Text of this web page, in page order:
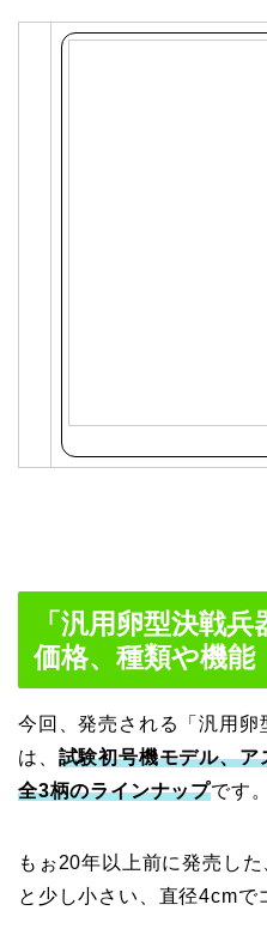
「汎用卵型決戦
価格、種類や機能
今回、発売される「汎用卵
は、 試験初号機モデル、
全3柄のラインナップです。
もぉ20年以上前に発売し
と少し小さい、直径4cmで